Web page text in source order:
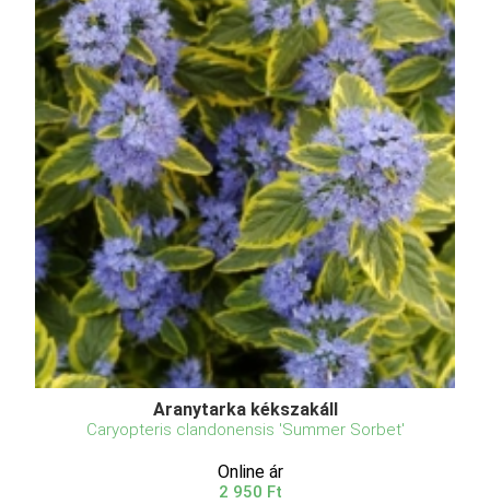
Aranytarka kékszakáll
Caryopteris clandonensis 'Summer Sorbet'
Online ár
2 950 Ft